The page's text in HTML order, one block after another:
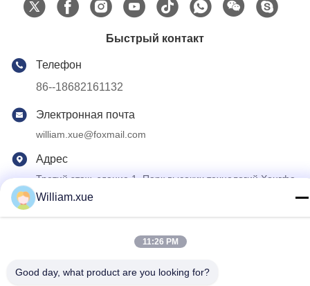
Быстрый контакт
Телефон
86--18682161132
Электронная почта
william.xue@foxmail.com
Адрес
Третий этаж, здание 1, Парк высоких технологий Хонгфа
Шэньчжэнь
Политика уединения| Карта сайта
Качество Китая хорошее На открытом воздухе экран СИД
William.xue
11:26 PM
Good day, what product are you looking for?